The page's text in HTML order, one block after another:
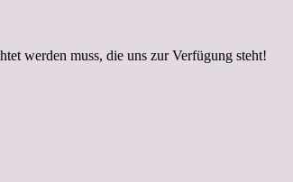
werden muss, die uns zur Verfügung steht!